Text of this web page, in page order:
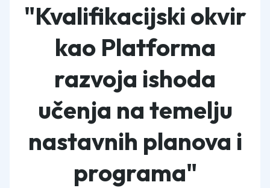
"Kvalifikacijski okvir
kao Platforma
razvoja ishoda
učenja na temelju
nastavnih planova i
programa"